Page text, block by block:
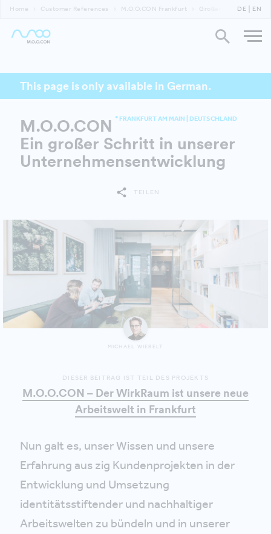
Home Customer References M.O.O.CON Frankfurt Großer Schritt in
DE EN
This page is only available in German.
M.O.O.CON * FRANKFURT AM MAIN | DEUTSCHLAND
Ein großer Schritt in unserer
Unternehmensentwicklung
TEILEN
MICHAEL WIEBELT
DIESER BEITRAG IST TEIL DES PROJEKTS
M.O.O.CON – Der WirkRaum ist unsere neue
Arbeitswelt in Frankfurt
Nun galt es, unser Wissen und unsere
Erfahrung aus zig Kundenprojekten in der
Entwicklung und Umsetzung
identitätsstiftender und nachhaltiger
Arbeitswelten zu bündeln und in unserer